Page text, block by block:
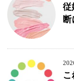
従
断